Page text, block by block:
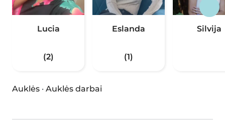
Lucia
(2)
Eslanda
(1)
Silvija
Auklės · Auklės darbai